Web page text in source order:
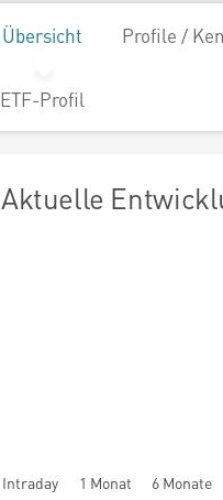
Übersicht Profile /
ETF-Profil
Aktuelle
Intraday 1 Monat 6 Monate